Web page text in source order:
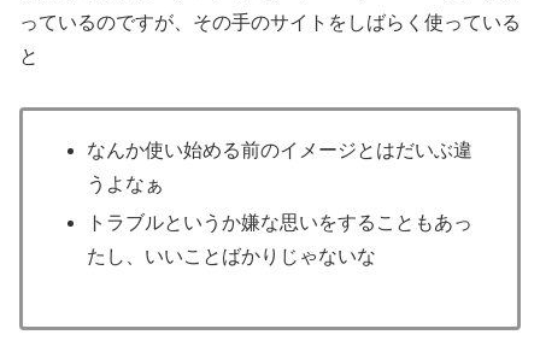
っているのですが、その手のサイトをしばらく使っている
と
なんか使い始める前のイメージとはだいぶ違
うよなぁ
トラブルというか嫌な思いをすることもあっ
たし、いいことばかりじゃないな